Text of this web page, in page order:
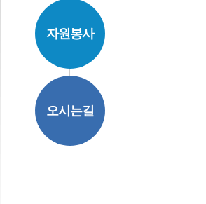
자원봉사
오시는길